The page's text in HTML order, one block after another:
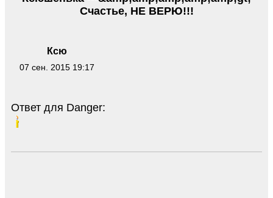
Ксю
07 сен. 2015 19:17
Счастье, НЕ ВЕРЮ!!!
Ответ для Danger: